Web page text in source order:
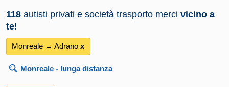
118 autisti privati e società trasporto merci vicino a
te!
Monreale → Adrano х
Monreale - lunga distanza